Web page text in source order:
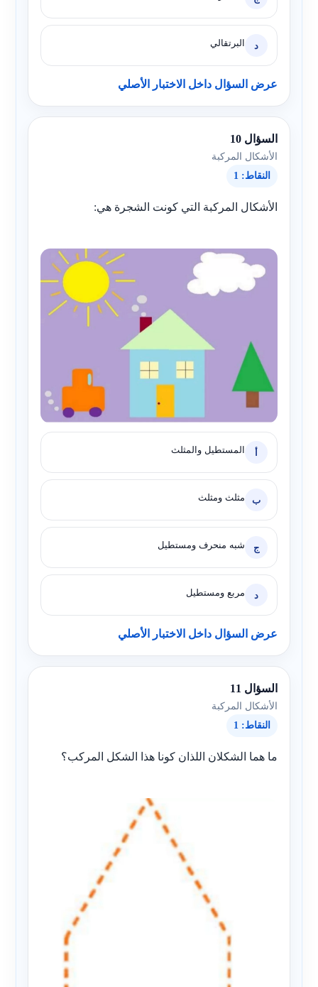
د البرتقالي
عرض السؤال داخل الاختبار الأصلي
السؤال 10
الأشكال المركبة
النقاط: 1
الأشكال المركبة التي كونت الشجرة هي:
أ المستطيل والمثلث
ب مثلث ومثلث
ج شبه منحرف ومستطيل
د مربع ومستطيل
عرض السؤال داخل الاختبار الأصلي
السؤال 11
الأشكال المركبة
النقاط: 1
ما هما الشكلان اللذان كونا هذا الشكل المركب؟